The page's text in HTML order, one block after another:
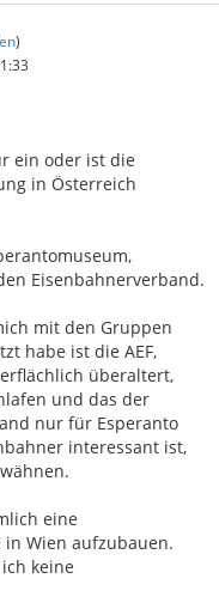
)
ein oder ist die
in Österreich
Eisenbahnerverband.
mit den Gruppen
habe ist die AEF,
überaltert,
und das der
nur für Esperanto
interessant ist,
eine
Wien aufzubauen.
keine